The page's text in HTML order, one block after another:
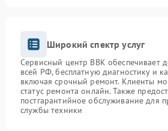
Широкий спектр услуг
Сервисный центр BBK обеспечивает
всей РФ, бесплатную диагностику и
включая срочный ремонт. Клиенты
статус ремонта онлайн. Также
постгарантийное обслуживание для
службы техники